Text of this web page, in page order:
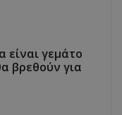
είναι γεμάτο
βρεθούν για